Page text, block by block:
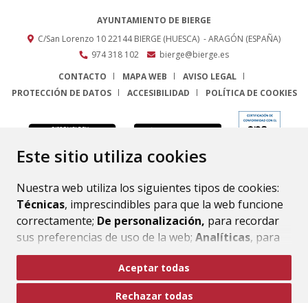
Este sitio utiliza cookies
Nuestra web utiliza los siguientes tipos de cookies:
Técnicas, imprescindibles para que la web funcione
correctamente; De personalización, para recordar
sus preferencias de uso de la web; Analíticas, para
mejorar el funcionamiento de la web y sus servicios.
Si acepta pulsando el botón“Aceptar todas”
consideramos que acepta su uso. Si pulsa el botón
Aceptar todas
Rechazar todas
AYUNTAMIENTO DE BIERGE
C/San Lorenzo 1022144 BIERGE (HUESCA) - ARAGÓN (ESPAÑA)
974 318 102
bierge@bierge.es
CONTACTO
MAPA WEB
AVISO LEGAL
PROTECCIÓN DE DATOS
ACCESIBILIDAD POLÍTICA DE COOKIES